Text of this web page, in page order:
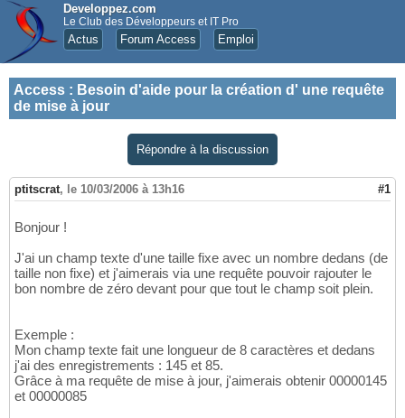
Developpez.com
Le Club des Développeurs et IT Pro
Actus Forum Access Emploi
Access : Besoin d'aide pour la création d' une requête
de mise à jour
Répondre à la discussion
ptitscrat, le 10/03/2006 à 13h16 #1
Bonjour !
J'ai un champ texte d'une taille fixe avec un nombre dedans (de
taille non fixe) et j'aimerais via une requête pouvoir rajouter le
bon nombre de zéro devant pour que tout le champ soit plein.
Exemple :
Mon champ texte fait une longueur de 8 caractères et dedans
j'ai des enregistrements : 145 et 85.
Grâce à ma requête de mise à jour, j'aimerais obtenir 00000145
et 00000085